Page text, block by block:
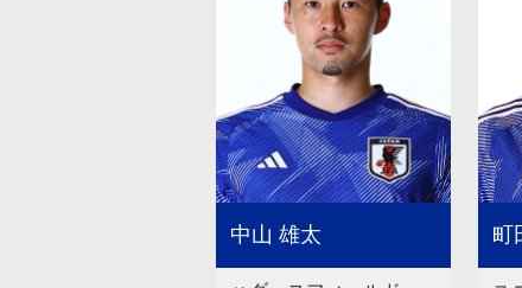
中山 雄太 町